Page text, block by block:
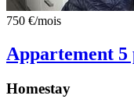
750 €/mois
Appartement 5
Homestay